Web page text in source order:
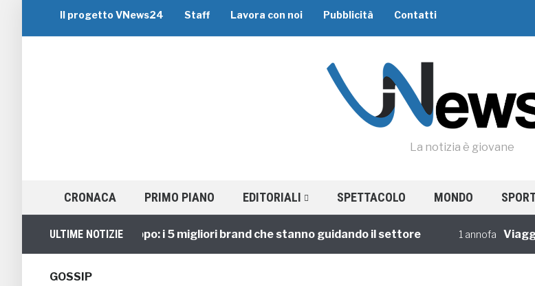
Il progetto VNews24 Staff Lavora con noi Pubblicità Contatti
La notizia è giovane
CRONACA PRIMO PIANO EDITORIALI SPETTACOLO MONDO
ULTIME NOTIZIE
Viaggi di Gruppo: i 5 migliori brand che stanno guidando il settore 1 annofa Viaggi di
GOSSIP